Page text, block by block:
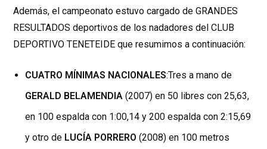
Además, el campeonato estuvo cargado de GRANDES
RESULTADOS deportivos de los nadadores del CLUB
DEPORTIVO TENETEIDE que resumimos a continuación:
CUATRO MÍNIMAS NACIONALES:Tres a mano de
GERALD BELAMENDIA (2007) en 50 libres con 25,63,
en 100 espalda con 1:00,14 y 200 espalda con 2:15,69
y otro de LUCÍA PORRERO(2008) en 100 metros